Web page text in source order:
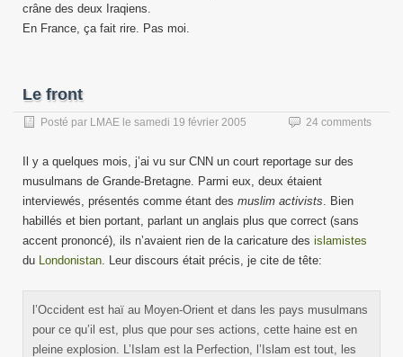
crâne des deux Iraqiens.
En France, ça fait rire. Pas moi.
Le front
Posté par LMAE le samedi 19 février 2005 24 comments
Il y a quelques mois, j’ai vu sur CNN un court reportage sur des
musulmans de Grande-Bretagne. Parmi eux, deux étaient
interviewés, présentés comme étant des muslim activists . Bien
habillés et bien portant, parlant un anglais plus que correct (sans
accent prononcé), ils n’avaient rien de la caricature des islamistes
du Londonistan . Leur discours était précis, je cite de tête:
l’Occident est haï au Moyen-Orient et dans les pays musulmans
pour ce qu’il est, plus que pour ses actions, cette haine est en
pleine explosion. L’Islam est la Perfection, l’Islam est tout, les